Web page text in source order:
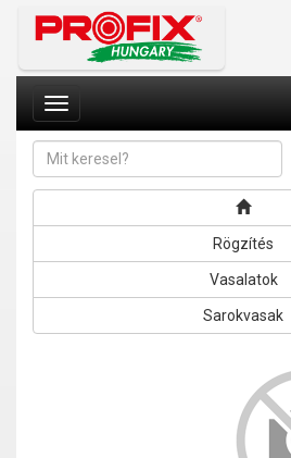
Rögzítés
Vasalatok
Sarokvasak